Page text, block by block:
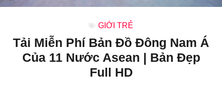
GIỚI TRẺ
Tải Miễn Phí Bản Đồ Đông Nam Á
Của 11 Nước Asean | Bản Đẹp
Full HD